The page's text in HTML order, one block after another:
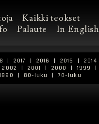
Kaikki teokset
Palaute In English
| 2017 | 2016 | 2015 | 2014
2002 | 2001 | 2000 | 1999 |
1990 | 80-luku | 70-luku